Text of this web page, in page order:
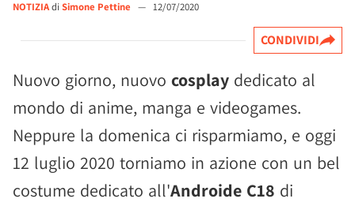
NOTIZIAdi Simone Pettine — 12/07/2020
CONDIVIDI
Nuovo giorno, nuovo cosplay dedicato al
mondo di anime, manga e videogames.
Neppure la domenica ci risparmiamo, e oggi
12 luglio 2020 torniamo in azione con un bel
costume dedicato all'Androide C18 di